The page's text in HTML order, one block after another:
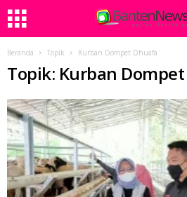
Beranda Topik Kurban Dompet Dhuafa
Topik: Kurban